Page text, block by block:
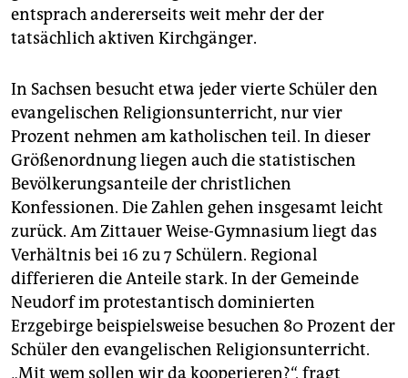
entsprach andererseits weit mehr der der
tatsächlich aktiven Kirchgänger.
In Sachsen besucht etwa jeder vierte Schüler den
evangelischen Religionsunterricht, nur vier
Prozent nehmen am katholischen teil. In dieser
Größenordnung liegen auch die statistischen
Bevölkerungsanteile der christlichen
Konfessionen. Die Zahlen gehen insgesamt leicht
zurück. Am Zittauer Weise-Gymnasium liegt das
Verhältnis bei 16 zu 7 Schülern. Regional
differieren die Anteile stark. In der Gemeinde
Neudorf im protestantisch dominierten
Erzgebirge beispielsweise besuchen 80 Prozent der
Schüler den evangelischen Religionsunterricht.
„Mit wem sollen wir da kooperieren?“, fragt